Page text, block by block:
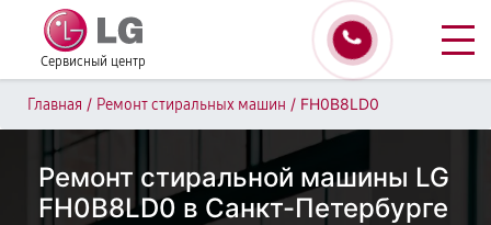
Сервисный центр
Главная / Ремонт стиральных машин / FH0B8LD0
Ремонт стиральной машины LG
FH0B8LD0 в Санкт-Петербурге